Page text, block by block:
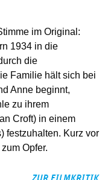
im Original:
1934 in die
die
Familie hält sich bei
Anne beginnt,
zu ihrem
Croft) in einem
festzuhalten. Kurz vor
Opfer.